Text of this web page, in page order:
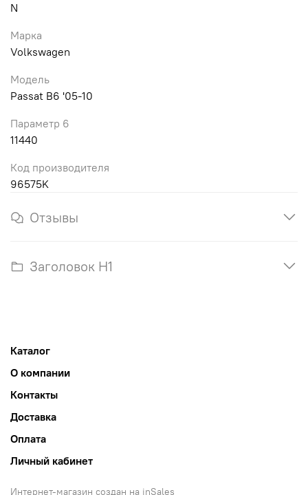
N
Марка
Volkswagen
Модель
Passat B6 '05-10
Параметр 6
11440
Код производителя
96575K
Отзывы
Заголовок H1
Каталог
О компании
Контакты
Доставка
Оплата
Личный кабинет
Интернет-магазин создан на inSales